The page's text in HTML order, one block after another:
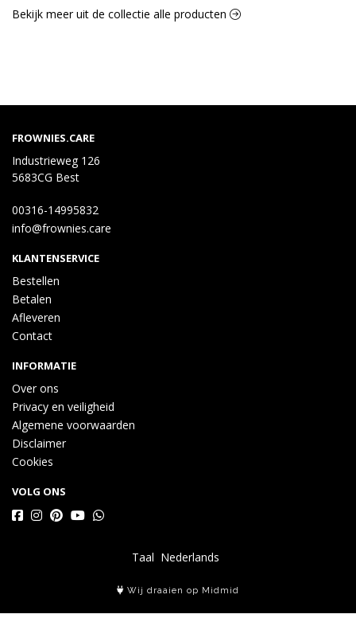
Bekijk meer uit de collectie alle producten
FROWNIES.CARE
Industrieweg 126
5683CG Best
00316-14995832
info@frownies.care
KLANTENSERVICE
Bestellen
Betalen
Afleveren
Contact
INFORMATIE
Over ons
Privacy en veiligheid
Algemene voorwaarden
Disclaimer
Cookies
VOLG ONS
Taal
Wij draaien op Midmid